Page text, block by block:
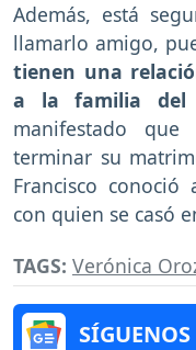
Además, está
llamarlo amigo,
tienen una
a la familia del
manifestado
terminar su
Francisco
con quien se casó
TAGS: Verónica